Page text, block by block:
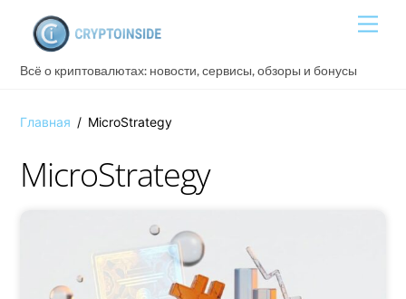
content
Всё о криптовалютах: новости, сервисы, обзоры и бонусы
Главная / MicroStrategy
MicroStrategy